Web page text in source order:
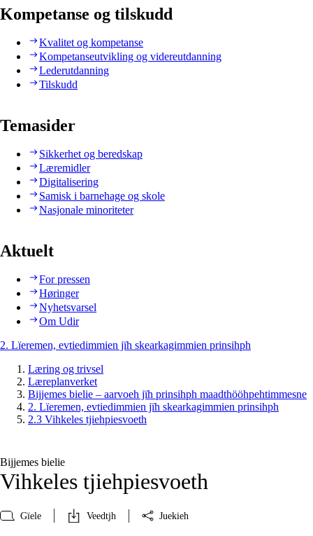
Kompetanse og tilskudd
Kvalitet og kompetanse
Kompetanseutvikling og videreutdanning
Lederutdanning
Tilskudd
Temasider
Sikkerhet og beredskap
Læremidler
Digitalisering
Samisk i barnehage og skole
Nasjonale minoriteter
Aktuelt
For pressen
Høringer
Nyhetsvarsel
Om Udir
2. Lïeremen, evtiedimmien jïh skearkagimmien prinsihph
Læring og trivsel
Læreplanverket
Bijjemes bielie – aarvoeh jïh prinsihph maadthööhpehtimmesne
2. Lïeremen, evtiedimmien jïh skearkagimmien prinsihph
2.3 Vihkeles tjiehpiesvoeth
Bijjemes bielie
Vihkeles tjiehpiesvoeth
Gïele Veedtjh Juekieh